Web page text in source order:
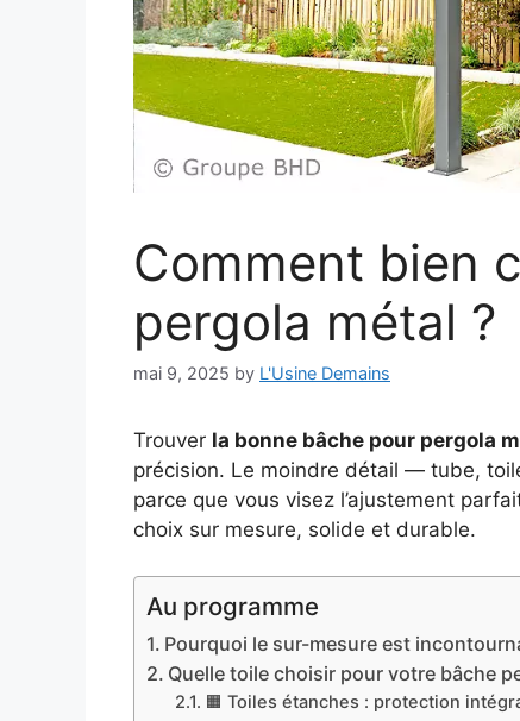
Comment bien
pergola métal ?
mai 9, 2025 by L'Usine Demains
Trouver la bonne bâche pour pergola
précision. Le moindre détail — tube,
parce que vous visez l’ajustement
choix sur mesure, solide et durable.
Au programme
Pourquoi le sur-mesure est
Quelle toile choisir pour votre bâche
🟧 Toiles étanches : protection